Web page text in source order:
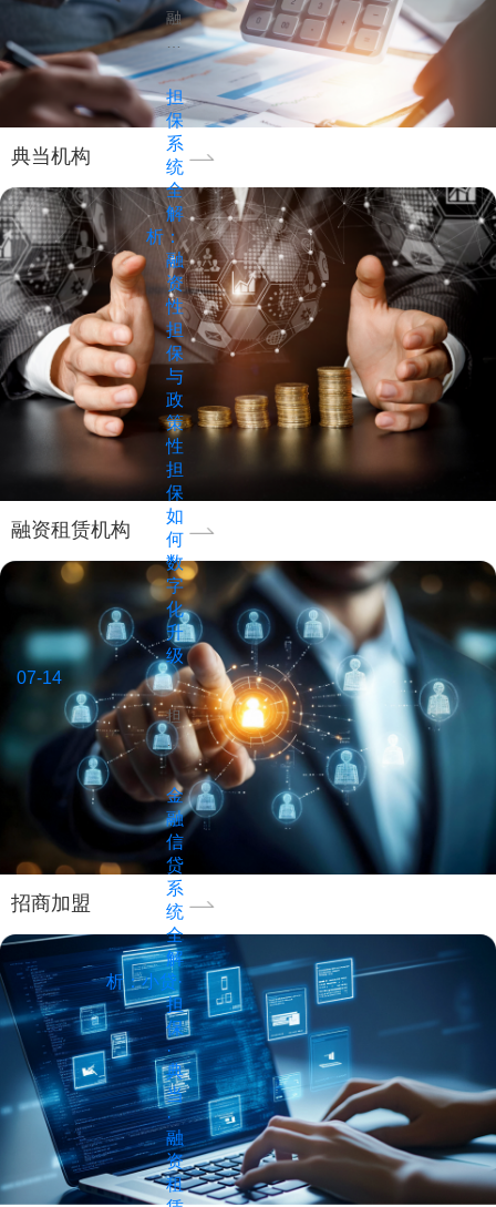
典当机构
融资租赁机构
招商加盟
资
金
与
中
小
微
企
业
的
重
要
桥
梁。
然
而，
长
期
以
来，
担
保
行
业
面
临"监
管
不
到
位、
经
营
不
规
范、
风
险
高"三
大
核
心
挑
战。
2024
年
以
来，
随
着
金
融
资
租
赁
行
业
在
监
管
趋
严
与
市
场
扩
容
的
双
重
背
景
下，
企
业
亟
需
通
过
数
字
化
手
段
提
升
运
营
效
率
和
风
控
水
平。
本
文
深
入
分
担
保
系
统
全
解
析：
融
资
性
担
保
与
政
策
性
担
保
如
何
数
字
化
升
级
07-14
担
保
系
统
（担
保
公
司
业
务
管
理
系
统）
的
核
心
模
块
与
金
融
信
贷
系
统
全
解
析：小贷·
担
保
·
典
当
·
融
资
租